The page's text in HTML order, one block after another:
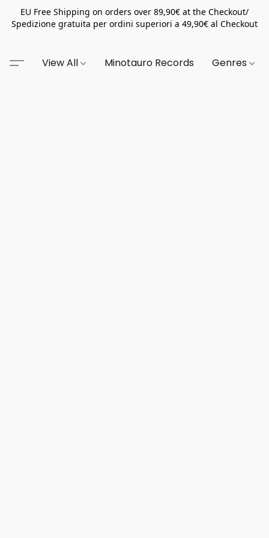
EU Free Shipping on orders over 89,90€ at the Checkout/
Spedizione gratuita per ordini superiori a 49,90€ al Checkout
View All Minotauro Records Genres